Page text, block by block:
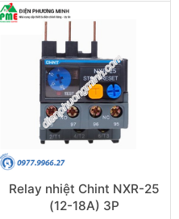
Relay nhiệt Chint NXR-25
(12-18A) 3P